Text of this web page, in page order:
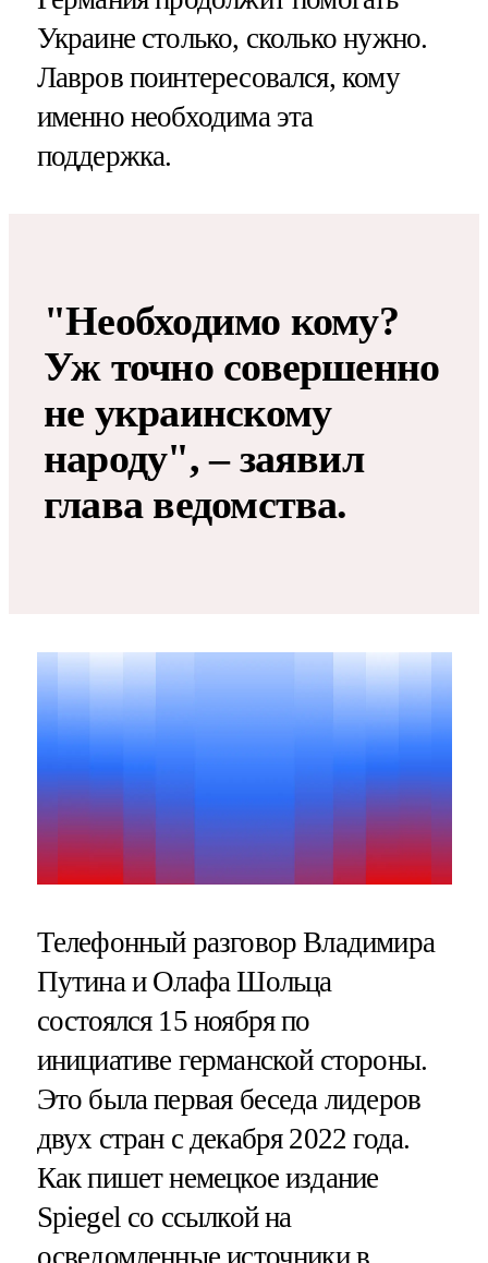
Украине столько, сколько нужно.
Лавров поинтересовался, кому
именно необходима эта
поддержка.
"Необходимо кому?
Уж точно совершенно
не украинскому
народу", – заявил
глава ведомства.
Телефонный разговор Владимира
Путина и Олафа Шольца
состоялся 15 ноября по
инициативе германской стороны.
Это была первая беседа лидеров
двух стран с декабря 2022 года.
Как пишет немецкое издание
Spiegel со ссылкой на